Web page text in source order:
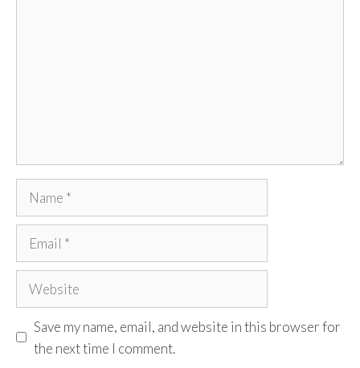
Name
Email
Website
Save my name, email, and website in this browser for
the next time I comment.